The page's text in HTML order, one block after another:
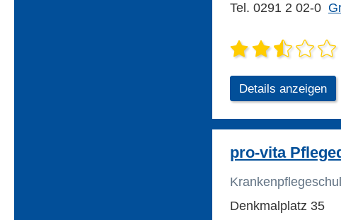
Tel. 0291 2 02-0
Details anzeigen
pro-vita
Denkmalplatz 35